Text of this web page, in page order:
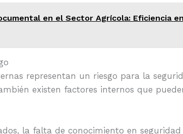
en el Sector Agrícola: Eficiencia
representan un riesgo para la
existen factores internos que
la falta de conocimiento en